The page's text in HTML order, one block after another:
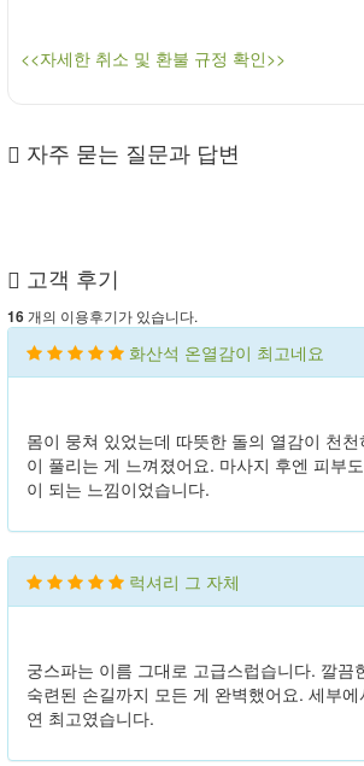
<<자세한 취소 및 환불 규정 확인>>
자주 묻는 질문과 답변
고객 후기
16 개의 이용후기가 있습니다.
화산석 온열감이 최고네요
몸이 뭉쳐 있었는데 따뜻한 돌의 열감이 천
이 풀리는 게 느껴졌어요. 마사지 후엔 피부
이 되는 느낌이었습니다.
럭셔리 그 자체
궁스파는 이름 그대로 고급스럽습니다. 깔끔
숙련된 손길까지 모든 게 완벽했어요. 세부
연 최고였습니다.